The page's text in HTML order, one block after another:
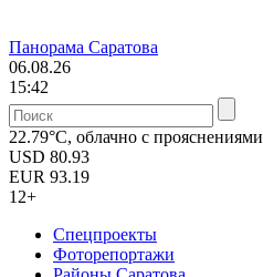
Панорама Саратова
06.08.26
15:42
22.79°C, облачно с прояснениями
USD 80.93
EUR 93.19
12+
Спецпроекты
Фоторепортажи